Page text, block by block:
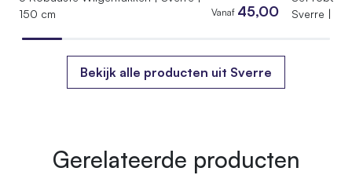
150 cm
Vanaf 45,00
Sverre |
Bekijk alle producten uit Sverre
Gerelateerde producten